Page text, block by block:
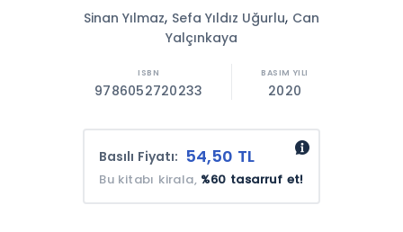
Sinan Yılmaz, Sefa Yıldız Uğurlu, Can
Yalçınkaya
9786052720233 2020
Basılı Fiyatı: 54,50 TL
Bu kitabı kirala, %60 tasarruf et!